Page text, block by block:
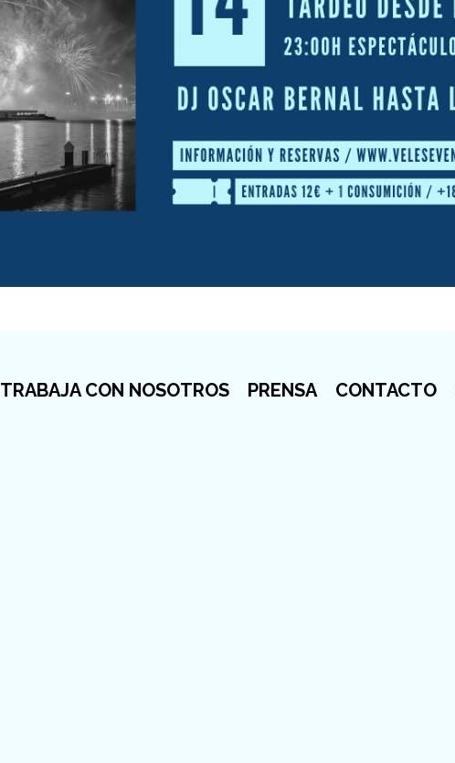
TRABAJA CON NOSOTROS PRENSA CONTACTO